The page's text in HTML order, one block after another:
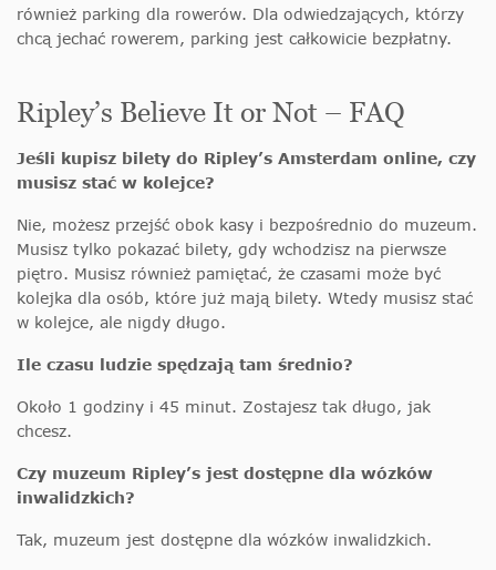
również parking dla rowerów. Dla odwiedzających, którzy
chcą jechać rowerem, parking jest całkowicie bezpłatny.
Ripley’s Believe It or Not – FAQ
Jeśli kupisz bilety do Ripley’s Amsterdam online, czy
musisz stać w kolejce?
Nie, możesz przejść obok kasy i bezpośrednio do muzeum.
Musisz tylko pokazać bilety, gdy wchodzisz na pierwsze
piętro. Musisz również pamiętać, że czasami może być
kolejka dla osób, które już mają bilety. Wtedy musisz stać
w kolejce, ale nigdy długo.
Ile czasu ludzie spędzają tam średnio?
Około 1 godziny i 45 minut. Zostajesz tak długo, jak
chcesz.
Czy muzeum Ripley’s jest dostępne dla wózków
inwalidzkich?
Tak, muzeum jest dostępne dla wózków inwalidzkich.